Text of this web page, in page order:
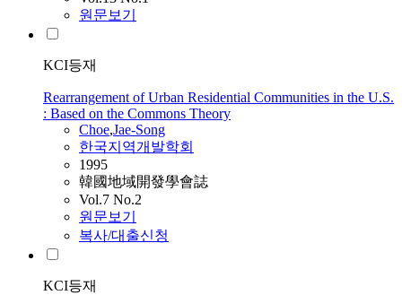
원문보기
KCI등재
Rearrangement of Urban Residential Communities in the U.S.
: Based on the Commons Theory
Choe,Jae-Song
한국지역개발학회
1995
韓國地域開發學會誌
Vol.7 No.2
원문보기
복사/대출신청
KCI등재